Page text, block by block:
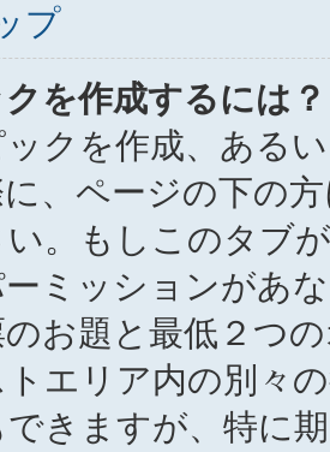
プ
を作成するには？
クを作成、ある
、ページの下の
い。もしこのタブ
ミッションがあ
のお題と最低２つ
エリア内の別々
きますが、特に